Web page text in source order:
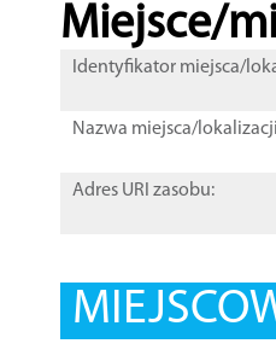
Miejsce/
Identyfikator miejsca/
Nazwa miejsca/
Adres URI zasobu: